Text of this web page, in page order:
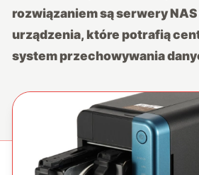
rozwiązaniem są serwery
urządzenia, które potrafią
system przechowywania